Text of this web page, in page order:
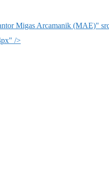
Migas Arcamanik (MAE)"
/>